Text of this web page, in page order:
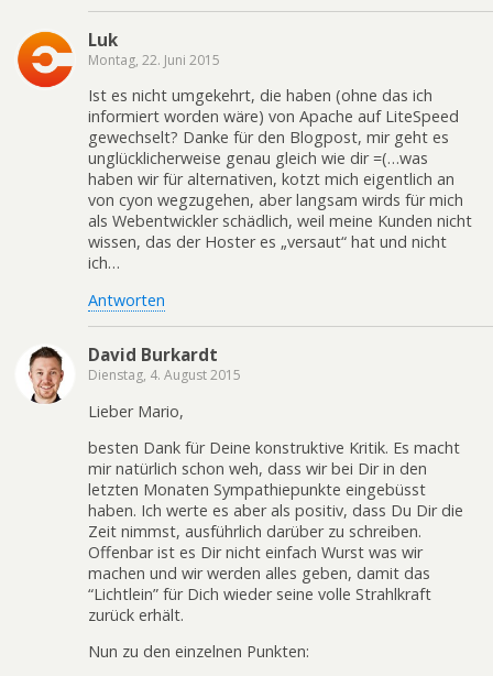
Luk
Montag, 22. Juni 2015
Ist es nicht umgekehrt, die haben (ohne das ich
informiert worden wäre) von Apache auf LiteSpeed
gewechselt? Danke für den Blogpost, mir geht es
unglücklicherweise genau gleich wie dir =(…was
haben wir für alternativen, kotzt mich eigentlich an
von cyon wegzugehen, aber langsam wirds für mich
als Webentwickler schädlich, weil meine Kunden nicht
wissen, das der Hoster es „versaut“ hat und nicht
ich…
Antworten
David Burkardt
Dienstag, 4. August 2015
Lieber Mario,
besten Dank für Deine konstruktive Kritik. Es macht
mir natürlich schon weh, dass wir bei Dir in den
letzten Monaten Sympathiepunkte eingebüsst
haben. Ich werte es aber als positiv, dass Du Dir die
Zeit nimmst, ausführlich darüber zu schreiben.
Offenbar ist es Dir nicht einfach Wurst was wir
machen und wir werden alles geben, damit das
“Lichtlein” für Dich wieder seine volle Strahlkraft
zurück erhält.
Nun zu den einzelnen Punkten: